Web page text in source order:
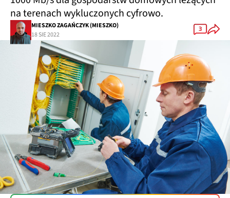
na terenach wykluczonych cyfrowo.
MIESZKO ZAGAŃCZYK (MIESZKO)
18 SIE 2022
3